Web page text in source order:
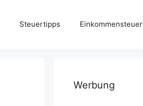
Steuertipps Einkommensteuer
Werbung